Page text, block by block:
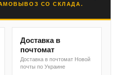
СО СКЛАДА.
Доставка в
почтомат
Доставка в почтомат Новой
почты по Украине